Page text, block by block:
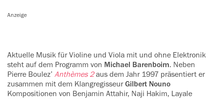
Anzeige
Aktuelle Musik für Violine und Viola mit und ohne Elektronik
steht auf dem ‍Programm von Michael Barenboim. Neben
Pierre Boulez’ Anthèmes 2aus dem Jahr 1997 präsentiert er
zusammen mit dem Klangregisseur Gilbert Nouno
Kompositionen von Benjamin Attahir, Naji Hakim, Layale